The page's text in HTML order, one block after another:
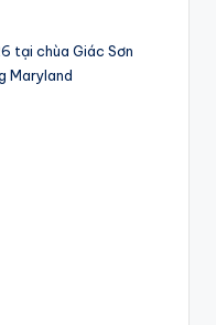
tại chùa Giác Sơn
Maryland